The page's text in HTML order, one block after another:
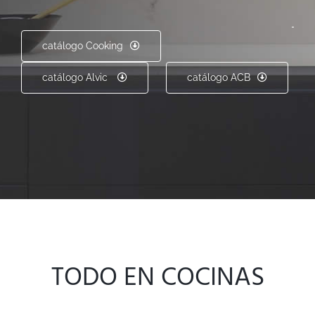
catálogo Cooking
catálogo Alvic catálogo ACB
TODO EN COCINAS